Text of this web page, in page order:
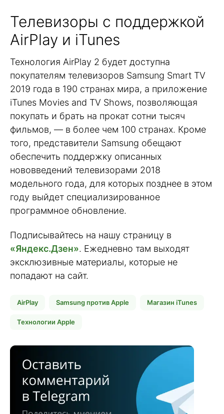
Телевизоры с поддержкой
AirPlay и iTunes
Технология AirPlay 2 будет доступна
покупателям телевизоров Samsung Smart TV
2019 года в 190 странах мира, а приложение
iTunes Movies and TV Shows, позволяющая
покупать и брать на прокат сотни тысяч
фильмов, — в более чем 100 странах. Кроме
того, представители Samsung обещают
обеспечить поддержку описанных
нововведений телевизорами 2018
модельного года, для которых позднее в этом
году выйдет специализированное
программное обновление.
Подписывайтесь на нашу страницу в
«Яндекс.Дзен». Ежедневно там выходят
эксклюзивные материалы, которые не
попадают на сайт.
AirPlay Samsung против Apple Магазин iTunes
Технологии Apple